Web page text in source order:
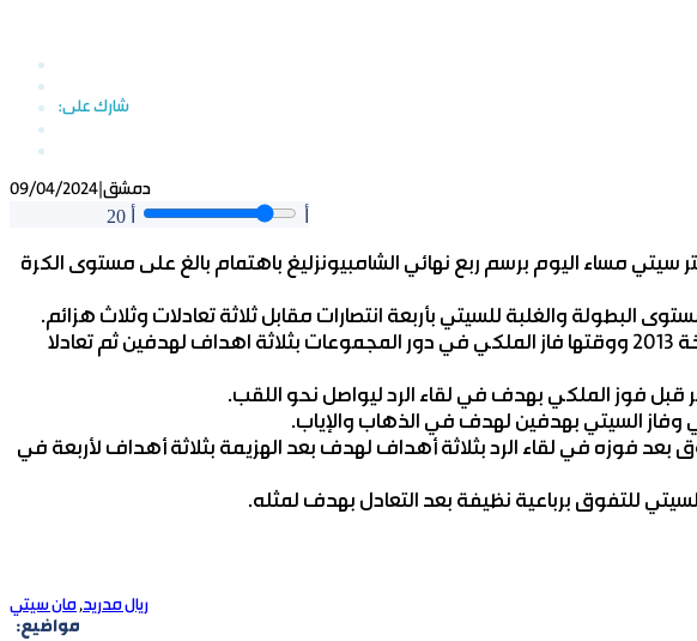
09/04/2024 دمشق
20
سيتي مساء اليوم برسم ربع نهائي الشامبيونزليغ باهتمام بالغ على مستوى الكرة
الحكاية بدأت في دور المجموعات لنسخة 2013 ووقتها فاز الملكي في دور المجموعات بثلاثة اهداف لهدفين ثم تعادلا
عاد الريال للتفوق بعد فوزه في لقاء الرد بثلاثة أهداف لهدف بعد الهزيمة بثلاثة أهداف لأربعة في
للتفوق برباعية نظيفة بعد التعادل بهدف لمثله.
ريال مدريد,مان سيتي
مواضيع: